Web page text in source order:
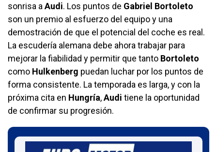
sonrisa a Audi. Los puntos de Gabriel Bortoleto
son un premio al esfuerzo del equipo y una
demostración de que el potencial del coche es real.
La escudería alemana debe ahora trabajar para
mejorar la fiabilidad y permitir que tanto Bortoleto
como Hulkenberg puedan luchar por los puntos de
forma consistente. La temporada es larga, y con la
próxima cita en Hungría,Audi tiene la oportunidad
de confirmar su progresión.